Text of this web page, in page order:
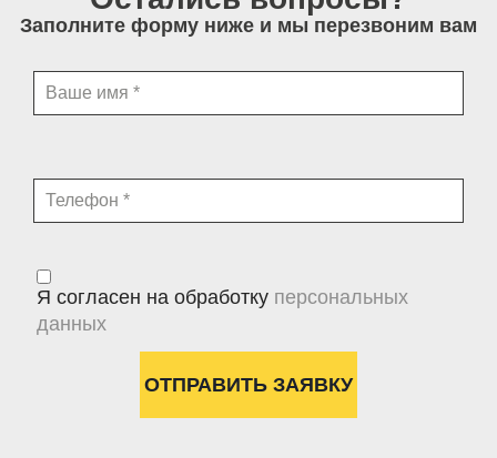
Заполните форму ниже и мы перезвоним вам
Я согласен на обработку персональных
данных